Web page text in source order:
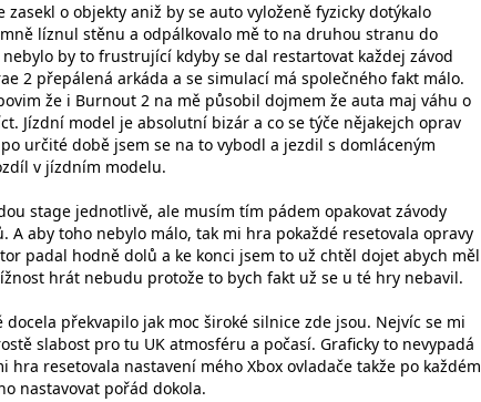
zasekl o objekty aniž by se auto vyloženě fyzicky dotýkalo
líznul stěnu a odpálkovalo mě to na druhou stranu do
by to frustrující kdyby se dal restartovat každej závod
2 přepálená arkáda a se simulací má společného fakt málo.
že i Burnout 2 na mě působil dojmem že auta maj váhu o
Jízdní model je absolutní bizár a co se týče nějakejch oprav
určité době jsem se na to vybodl a jezdil s domláceným
v jízdním modelu.
stage jednotlivě, ale musím tím pádem opakovat závody
A aby toho nebylo málo, tak mi hra pokaždé resetovala opravy
padal hodně dolů a ke konci jsem to už chtěl dojet abych měl
hrát nebudu protože to bych fakt už se u té hry nebavil.
překvapilo jak moc široké silnice zde jsou. Nejvíc se mi
slabost pro tu UK atmosféru a počasí. Graficky to nevypadá
hra resetovala nastavení mého Xbox ovladače takže po každém
nastavovat pořád dokola.